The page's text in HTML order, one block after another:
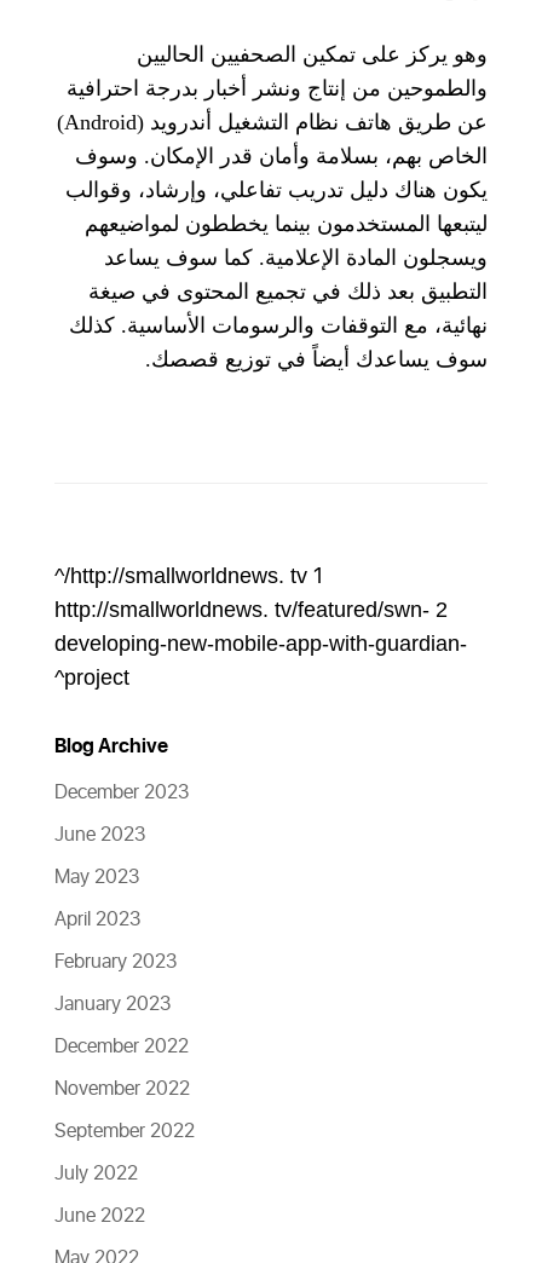
وهو يركز على تمكين الصحفيين الحاليين
والطموحين من إنتاج ونشر أخبار بدرجة احترافية
عن طريق هاتف نظام التشغيل أندرويد (Android)
الخاص بهم، بسلامة وأمان قدر الإمكان. وسوف
يكون هناك دليل تدريب تفاعلي، وإرشاد، وقوالب
ليتبعها المستخدمون بينما يخططون لمواضيعهم
ويسجلون المادة الإعلامية. كما سوف يساعد
التطبيق بعد ذلك في تجميع المحتوى في صيغة
نهائية، مع التوقفات والرسومات الأساسية. كذلك
سوف يساعدك أيضاً في توزيع قصصك.
1
http://smallworldnews. tv/^
2
http://smallworldnews. tv/featured/swn-
developing-new-mobile-app-with-guardian-
project^
Blog Archive
December 2023
June 2023
May 2023
April 2023
February 2023
January 2023
December 2022
November 2022
September 2022
July 2022
June 2022